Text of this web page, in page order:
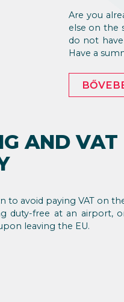
Are you
else on the
do not
Have a
AND VAT
to avoid paying VAT on
duty-free at an airport,
leaving the EU.